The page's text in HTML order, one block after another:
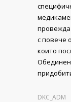
провежда
с повече
които
DKC_ADM